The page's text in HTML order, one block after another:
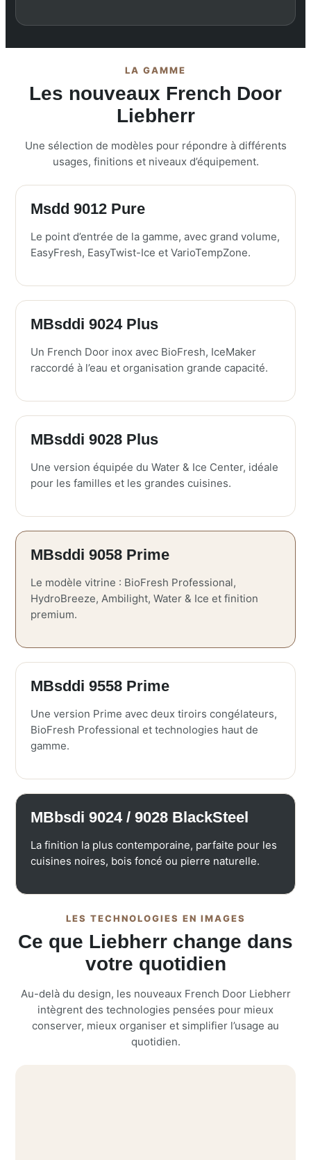
LA GAMME
Les nouveaux French Door
Liebherr
Une sélection de modèles pour répondre à différents
usages, finitions et niveaux d’équipement.
Msdd 9012 Pure
Le point d’entrée de la gamme, avec grand volume,
EasyFresh, EasyTwist-Ice et VarioTempZone.
MBsddi 9024 Plus
Un French Door inox avec BioFresh, IceMaker
raccordé à l’eau et organisation grande capacité.
MBsddi 9028 Plus
Une version équipée du Water & Ice Center, idéale
pour les familles et les grandes cuisines.
MBsddi 9058 Prime
Le modèle vitrine : BioFresh Professional,
HydroBreeze, Ambilight, Water & Ice et finition
premium.
MBsddi 9558 Prime
Une version Prime avec deux tiroirs congélateurs,
BioFresh Professional et technologies haut de
gamme.
MBbsdi 9024 / 9028 BlackSteel
La finition la plus contemporaine, parfaite pour les
cuisines noires, bois foncé ou pierre naturelle.
LES TECHNOLOGIES EN IMAGES
Ce que Liebherr change dans
votre quotidien
Au-delà du design, les nouveaux French Door Liebherr
intègrent des technologies pensées pour mieux
conserver, mieux organiser et simplifier l’usage au
quotidien.